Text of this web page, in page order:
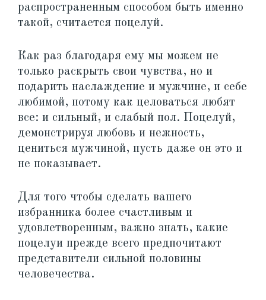
распространенным способом быть именно
такой, считается поцелуй.
Как раз благодаря ему мы можем не
только раскрыть свои чувства, но и
подарить наслаждение и мужчине, и себе
любимой, потому как целоваться любят
все: и сильный, и слабый пол. Поцелуй,
демонстрируя любовь и нежность,
цениться мужчиной, пусть даже он это и
не показывает.
Для того чтобы сделать вашего
избранника более счастливым и
удовлетворенным, важно знать, какие
поцелуи прежде всего предпочитают
представители сильной половины
человечества.